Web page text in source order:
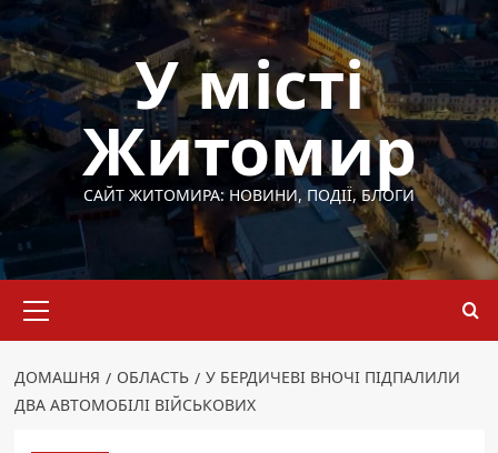
Перейти
до
вмісту
У місті
Житомир
САЙТ ЖИТОМИРА: НОВИНИ, ПОДІЇ, БЛОГИ
меню
ДОМАШНЯ ОБЛАСТЬ
У БЕРДИЧЕВІ ВНОЧІ ПІДПАЛИЛИ
ДВА АВТОМОБІЛІ ВІЙСЬКОВИХ